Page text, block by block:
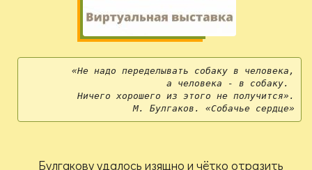
«Не надо переделывать собаку в человека,
а человека - в собаку.
Ничего хорошего из этого не получится».
М. Булгаков. «Собачье сердце»
Булгакову удалось изящно и чётко отразить